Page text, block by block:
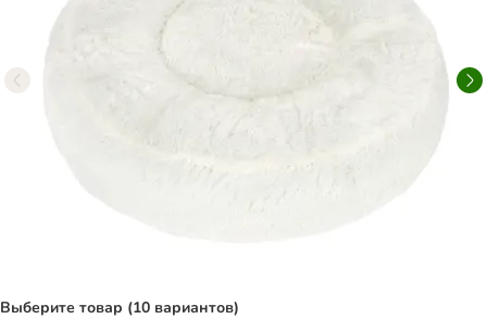
Выберите товар (10 вариантов)